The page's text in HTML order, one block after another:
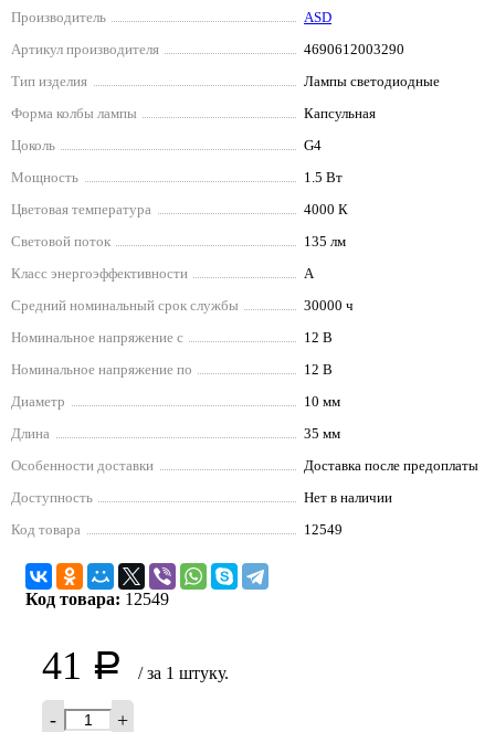
Производитель
ASD
Артикул производителя
4690612003290
Тип изделия
Лампы светодиодные
Форма колбы лампы
Капсульная
Цоколь
G4
Мощность
1.5 Вт
Цветовая температура
4000 К
Световой поток
135 лм
Класс энергоэффективности
A
Средний номинальный срок службы
30000 ч
Номинальное напряжение с
12 В
Номинальное напряжение по
12 В
Диаметр
10 мм
Длина
35 мм
Особенности доставки
Доставка после предоплаты
Доступность
Нет в наличии
Код товара
12549
Код товара: 12549
41 Р / за 1 штуку.
- +